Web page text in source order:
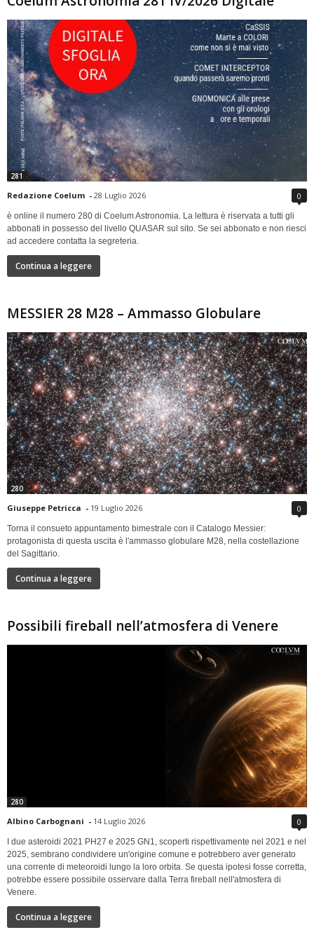
281
Redazione Coelum - 28 Luglio 2026 0
è online il numero 280 di Coelum Astronomia. La lettura è riservata a tutti gli
abbonati in possesso del livello QUASAR sul sito. Se sei abbonato e non riesci
ad accedere contatta la segreteria.
Continua a leggere
MESSIER 28 M28 – Ammasso Globulare
280
Giuseppe Petricca - 19 Luglio 2026 0
Torna il consueto appuntamento bimestrale con il Catalogo Messier:
protagonista di questa uscita è l'ammasso globulare M28, nella costellazione
del Sagittario.
Continua a leggere
Possibili fireball nell’atmosfera di Venere
280
Albino Carbognani - 14 Luglio 2026 0
I due asteroidi 2021 PH27 e 2025 GN1, scoperti rispettivamente nel 2021 e nel
2025, sembrano condividere un'origine comune e potrebbero aver generato
una corrente di meteoroidi lungo la loro orbita. Se questa ipotesi fosse corretta,
potrebbe essere possibile osservare dalla Terra fireball nell'atmosfera di
Venere.
Continua a leggere